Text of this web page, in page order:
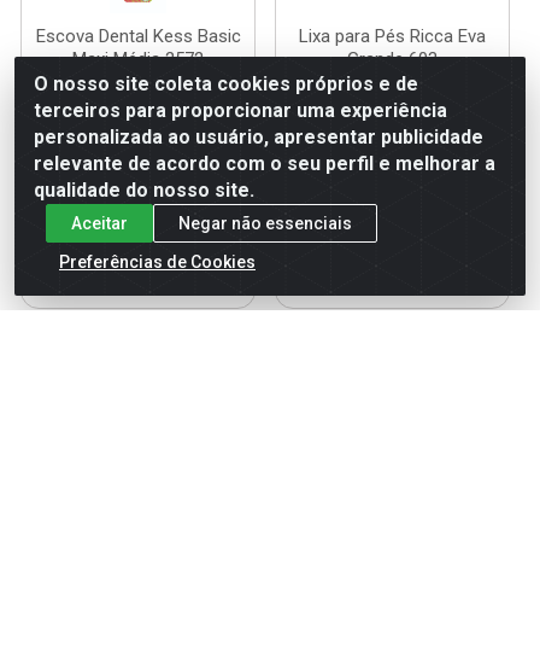
Escova Dental Kess Basic
Maxi Média 2572
Código: 113801
Embalagem: UN
Faça seu login ou
cadastre-se para
ver preços e
comprar
Lixa para Pés Ricca Eva
Grande 603
Código: 118437
Embalagem: UN
Faça seu login ou
cadastre-se para
ver preços e
O nosso site coleta cookies próprios e de
terceiros para proporcionar uma experiência
personalizada ao usuário, apresentar publicidade
relevante de acordo com o seu perfil e melhorar a
qualidade do nosso site.
Aceitar
Negar não essenciais
Preferências de Cookies